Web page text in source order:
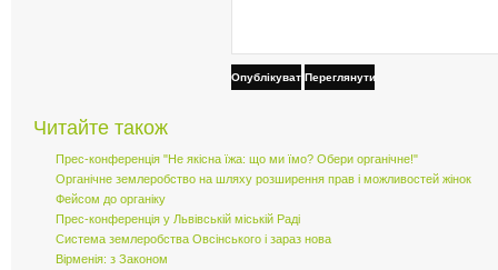
ОпублікуватиПереглянути
Читайте також
Прес-конференція "Не якісна їжа: що ми їмо? Обери органічне!"
Органічне землеробство на шляху розширення прав і можливостей жінок
Фейсом до органіку
Прес-конференція у Львівській міській Раді
Система землеробства Овсінського і зараз нова
Вірменія: з Законом